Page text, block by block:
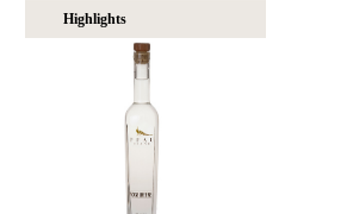
Highlights